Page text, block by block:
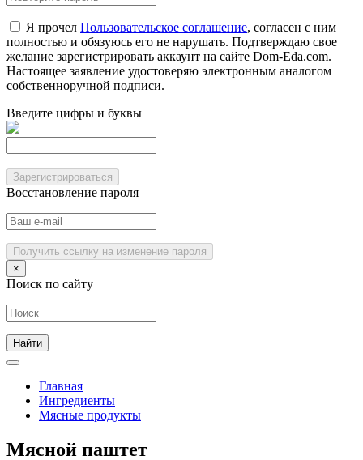
Я прочел Пользовательское соглашение, согласен с ним
полностью и обязуюсь его не нарушать. Подтверждаю свое
желание зарегистрировать аккаунт на сайте Dom-Eda.com.
Настоящее заявление удостоверяю электронным аналогом
собственноручной подписи.
Введите цифры и буквы
Зарегистрироваться
Восстановление пароля
Получить ссылку на изменение пароля
×
Поиск по сайту
Главная
Ингредиенты
Мясные продукты
Мясной паштет